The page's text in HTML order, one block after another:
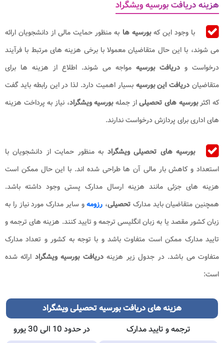
هزینه دریافت بورسیه ویشگراد
با وجود این کهبورسیه ها به منظور حمایت مالی از دانشجویان ارائه
می ‌شوند، با این حال متقاضیان معمولا با برخی هزینه ‌های مرتبط با فرآیند
درخواست و دریافت بورسیه مواجه می ‌شوند. اطلاع از هزینه ها برای
متقاضیان دریافت این بورسیه بسیار اهمیت دارد. لذا در این رابطه باید گفت
که اکثربورسیه‌ های تحصیلیاز جملهبورسیه ویشگراد، نیاز به پرداخت هزینه
‌های اداری برای پردازش درخواست ندارند.
بورسیه ‌های تحصیلی ویشگراد به منظور حمایت از دانشجویان با
استعداد و کاهش بار مالی آن‌ ها طراحی شده‌ اند. با این حال ممکن است
هزینه‌ های جزئی مانند هزینه ارسال مدارک پستی وجود داشته باشد.
همچنین متقاضیان باید مدارک تحصیلی، رزومهو سایر مدارک مورد نیاز را به
زبان کشور مقصد یا به زبان انگلیسی ترجمه و تایید کنند. هزینه ‌های ترجمه و
تایید مدارک ممکن است متفاوت باشد و با توجه به کشور و تعداد مدارک
متفاوت می باشد. در جدول زیر هزینهدریافت بورسیه ویشگراد ارائه شده
است:
هزینه هایدریافت بورسیه تحصیلی ویشگراد
ترجمه و تایید مدارک
در حدود 10 الی 30 یورو